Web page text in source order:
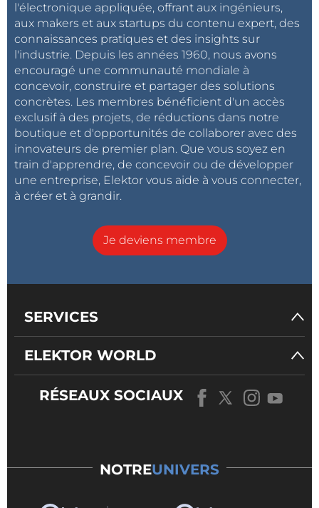
l'électronique appliquée, offrant aux ingénieurs,
aux makers et aux startups du contenu expert, des
connaissances pratiques et des insights sur
l'industrie. Depuis les années 1960, nous avons
encouragé une communauté mondiale à
concevoir, construire et partager des solutions
concrètes. Les membres bénéficient d'un accès
exclusif à des projets, de réductions dans notre
boutique et d'opportunités de collaborer avec des
innovateurs de premier plan. Que vous soyez en
train d'apprendre, de concevoir ou de développer
une entreprise, Elektor vous aide à vous connecter,
à créer et à grandir.
Je deviens membre
SERVICES
ELEKTOR WORLD
RÉSEAUX SOCIAUX
NOTREUNIVERS